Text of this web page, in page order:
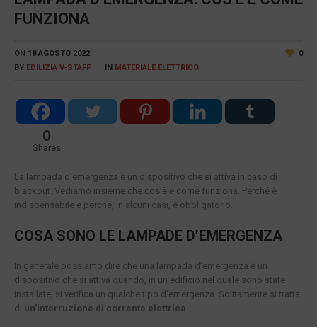
FUNZIONA
0
ON 18 AGOSTO 2022
BY EDILIZIA V-STAFF IN MATERIALE ELETTRICO
0
Shares
La lampada d’emergenza è un dispositivo che si attiva in caso di
blackout. Vediamo insieme che cos’è e come funziona. Perché è
indispensabile e perché, in alcuni casi, è obbligatorio.
COSA SONO LE LAMPADE D’EMERGENZA
In generale possiamo dire che una lampada d’emergenza è un
dispositivo che si attiva quando, in un edificio nel quale sono state
installate, si verifica un qualche tipo d’emergenza. Solitamente si tratta
di un’interruzione di corrente elettrica.